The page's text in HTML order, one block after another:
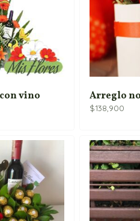
vino Arreglo
$138,900